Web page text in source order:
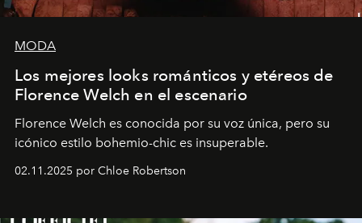
MODA
Los mejores looks románticos y etéreos de
Florence Welch en el escenario
Florence Welch es conocida por su voz única, pero su
icónico estilo bohemio-chic es insuperable.
02.11.2025 por Chloe Robertson